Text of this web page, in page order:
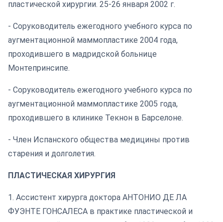
пластической хирургии. 25-26 января 2002 г.
- Соруководитель ежегодного учебного курса по
аугментационной маммопластике 2004 года,
проходившего в мадридской больнице
Монтепринсипе.
- Соруководитель ежегодного учебного курса по
аугментационной маммопластике 2005 года,
проходившего в клинике Текнон в Барселоне.
- Член Испанского общества медицины против
старения и долголетия.
ПЛАСТИЧЕСКАЯ ХИРУРГИЯ
1. Ассистент хирурга доктора АНТОНИО ДЕ ЛА
ФУЭНТЕ ГОНСАЛЕСА в практике пластической и